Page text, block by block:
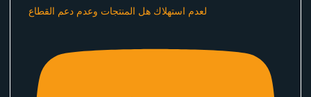
لعدم استهلاك هل المنتجات وعدم دعم القطاع